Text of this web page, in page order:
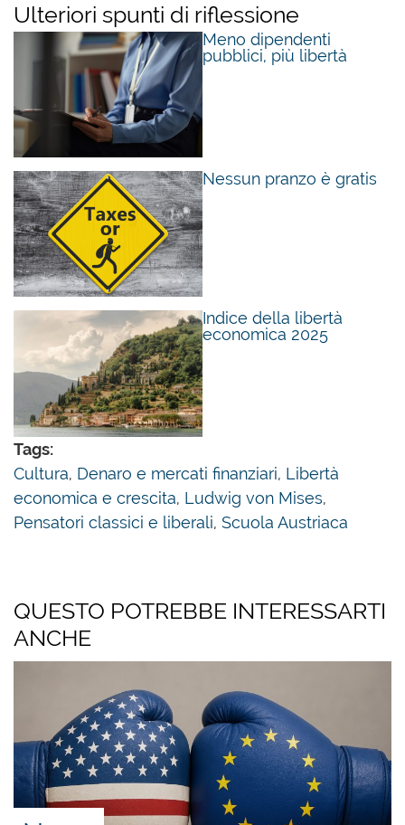
Leggere la recensione:
Mises: un economista innamorato della verità e
della libertà
(3 pagine, PDF)
Ulteriori spunti di riflessione
Meno dipendenti
pubblici, più libertà
Nessun pranzo è gratis
Indice della libertà
economica 2025
Tags:
Cultura, Denaro e mercati finanziari, Libertà
economica e crescita, Ludwig von Mises,
Pensatori classici e liberali, Scuola Austriaca
QUESTO POTREBBE INTERESSARTI
ANCHE